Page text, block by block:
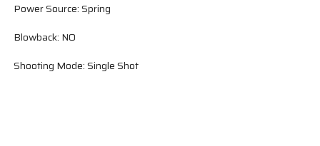
Power Source: Spring
Blowback: NO
Shooting Mode: Single Shot